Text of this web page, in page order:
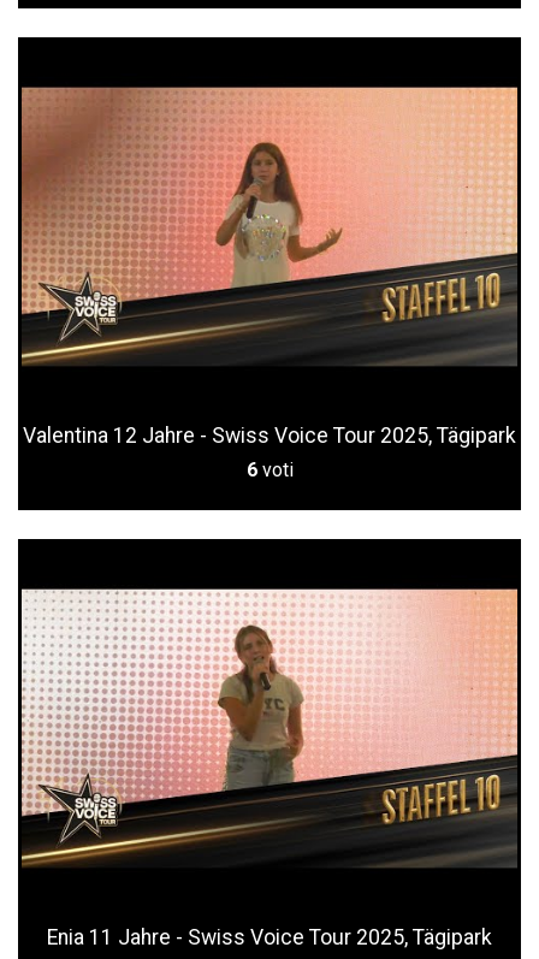
Valentina 12 Jahre - Swiss Voice Tour 2025, Tägipark
6 voti
Enia 11 Jahre - Swiss Voice Tour 2025, Tägipark